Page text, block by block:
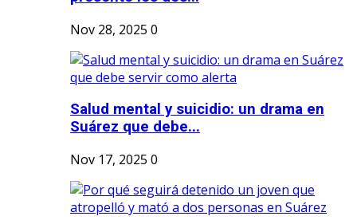
Nov 28, 2025 0
Salud mental y suicidio: un drama en
Suárez que debe...
Nov 17, 2025 0